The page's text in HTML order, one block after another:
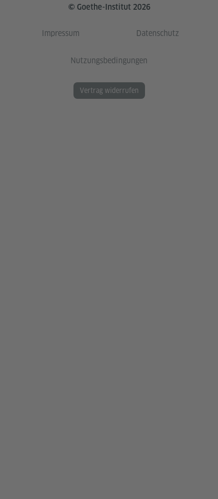
© Goethe-Institut 2026
Impressum Datenschutz
Nutzungsbedingungen
Vertrag widerrufen